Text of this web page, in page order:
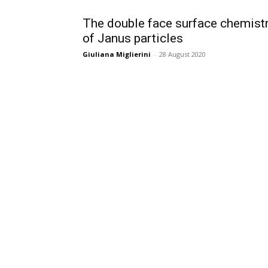
The double face surface
of Janus particles
Giuliana Miglierini - 28 August 2020